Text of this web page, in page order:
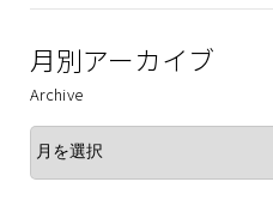
月別アーカイブ
Archive